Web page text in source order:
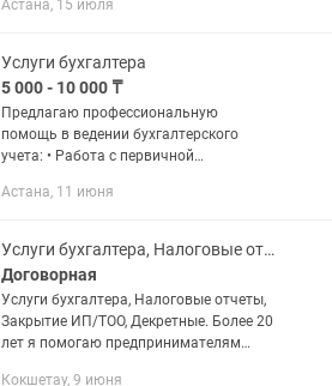
СНТ, актов выполненных работ,
Астана, 15 июля
Услуги бухгалтера
5 000 - 10 000 ₸
Предлагаю профессиональную
помощь в ведении бухгалтерского
учета: • Работа с первичной
АСФ • Оформление АВР (акты
Астана, 11 июня
Услуги бухгалтера, Налоговые отчеты, Закрытие ИП/ТОО, Декретные.
Договорная
Услуги бухгалтера, Налоговые отчеты,
Закрытие ИП/ТОО, Декретные. Более 20
лет я помогаю предпринимателям
Кокшетау, 9 июня